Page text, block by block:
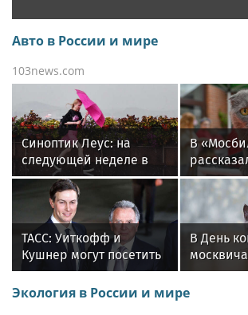
Авто в России и мире
103news.com
Синоптик Леус: на
следующей неделе в
Москву придет
сентябрьская погода
В
музеев
ТАСС: Уиткофф и
Кушнер могут посетить
Киев и Москву на
следующей неделе
В День
как
Экология в России и мире